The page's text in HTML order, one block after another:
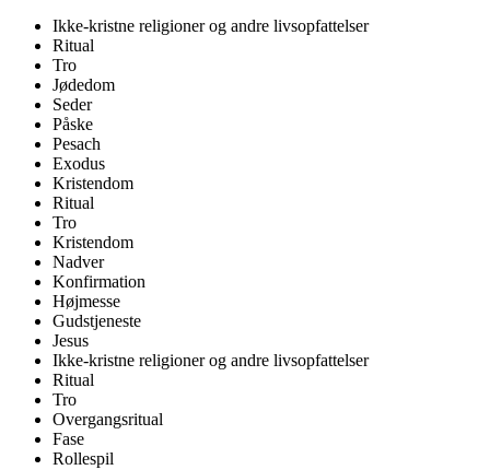
Ikke-kristne religioner og andre livsopfattelser
Ritual
Tro
Jødedom
Seder
Påske
Pesach
Exodus
Kristendom
Ritual
Tro
Kristendom
Nadver
Konfirmation
Højmesse
Gudstjeneste
Jesus
Ikke-kristne religioner og andre livsopfattelser
Ritual
Tro
Overgangsritual
Fase
Rollespil